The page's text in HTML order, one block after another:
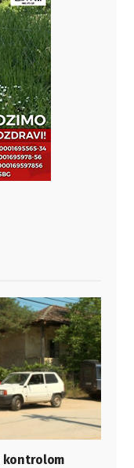
kontrolom